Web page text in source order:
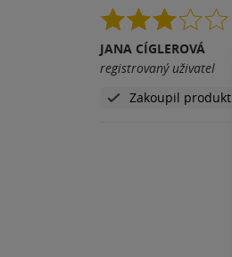
JANA CÍGLEROVÁ
registrovaný uživatel
Zakoupil produkt